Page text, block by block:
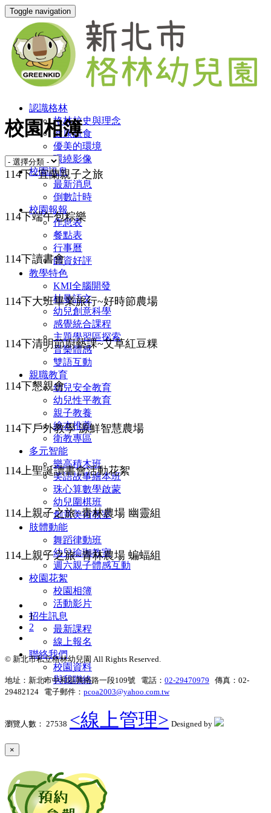
Toggle navigation
認識格林
格林校史與理念
健康蔬食
優美的環境
環繞影像
校園訊息
最新消息
倒數計時
校園報報
作息表
餐點表
行事曆
師資好評
教學特色
KMI全腦開發
杜曼語文
幼兒創意科學
感覺統合課程
主題學習區探索
音樂體感
雙語互動
親職教育
幼兒安全教育
幼兒性平教育
親子教養
繪本推薦
衛教專區
多元智能
樂高積木班
美語故事繪本班
珠心算數學啟蒙
幼兒圍棋班
創意美術教室
肢體動能
舞蹈律動班
幼兒瑜珈教室
週六親子體感互動
校園花絮
校園相簿
活動影片
招生訊息
最新課程
線上報名
聯絡我們
校園資料
與我聯絡
校園相簿
114下~宜蘭親子之旅
114下端午包粽樂
114下讀書會
114下大班畢業旅行~好時節農場
114下清明節廚藝課~艾草紅豆粿
114下懇親會
114下戶外教學 源鮮智慧農場
114上聖誕讀書會活動花絮
114上親子之旅~青林農場 幽靈組
114上親子之旅~青林農場 蝙蝠組
1
2
© 新北市私立格林幼兒園 All Rights Reserved.
地址：新北市中和區興南路一段109號 電話： 02-29470979 傳真：02-
29482124 電子郵件： pcoa2003@yahoo.com.tw
瀏覽人數： 27538 <線上管理> Designed by
×